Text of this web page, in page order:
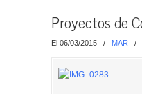
Proyectos de
El 06/03/2015 / MAR /